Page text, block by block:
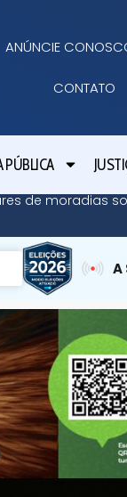
ANÚNCIE
CONTATO
PÚBLICA
de moradias